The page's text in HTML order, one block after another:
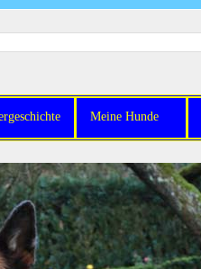
Meine Hunde